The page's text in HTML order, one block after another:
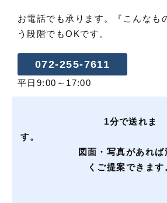
お電話でも承ります。『こんなも
う段階でもOKです。
072-255-7611
平日9:00～17:00
1分で送れま
す
図面・写真があれば添
くご提案できます